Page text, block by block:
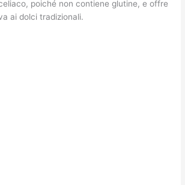
poiché non contiene glutine, e offre
ai dolci tradizionali.